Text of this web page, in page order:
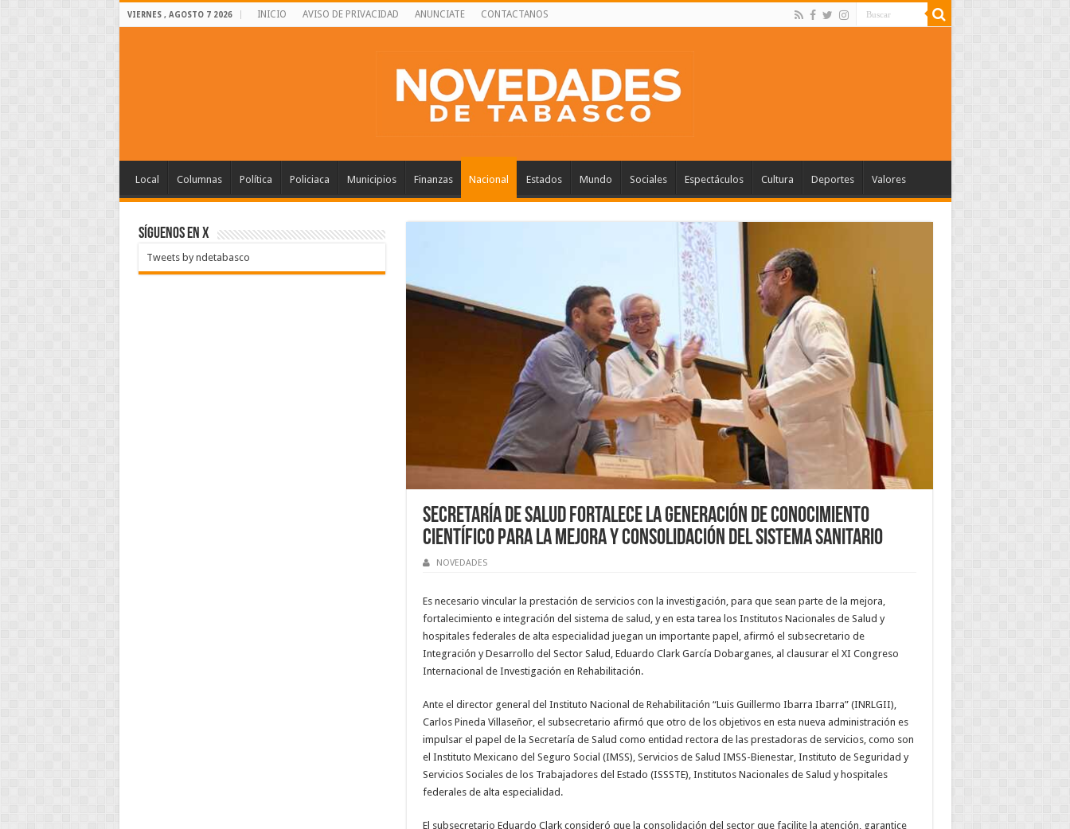
VIERNES , AGOSTO 7 2026 INICIO AVISO DE PRIVACIDAD ANUNCIATE CONTACTANOS
Local Columnas Política Policiaca Municipios Finanzas Nacional Estados Mundo Sociales Espectáculos Cultura Deportes Valores
Secretaría de Salud fortalece la generación de conocimiento
científico para la mejora y consolidación del sistema sanitario
NOVEDADES
Es necesario vincular la prestación de servicios con la investigación, para que sean parte de la mejora,
fortalecimiento e integración del sistema de salud, y en esta tarea los Institutos Nacionales de Salud y
hospitales federales de alta especialidad juegan un importante papel, afirmó el subsecretario de
Integración y Desarrollo del Sector Salud, Eduardo Clark García Dobarganes, al clausurar el XI Congreso
Internacional de Investigación en Rehabilitación.
Ante el director general del Instituto Nacional de Rehabilitación “Luis Guillermo Ibarra Ibarra” (INRLGII),
Carlos Pineda Villaseñor, el subsecretario afirmó que otro de los objetivos en esta nueva administración es
impulsar el papel de la Secretaría de Salud como entidad rectora de las prestadoras de servicios, como son
el Instituto Mexicano del Seguro Social (IMSS), Servicios de Salud IMSS-Bienestar, Instituto de Seguridad y
Servicios Sociales de los Trabajadores del Estado (ISSSTE), Institutos Nacionales de Salud y hospitales
federales de alta especialidad.
El subsecretario Eduardo Clark consideró que la consolidación del sector que facilite la atención, garantice
SÍGUENOS EN X
Tweets by ndetabasco